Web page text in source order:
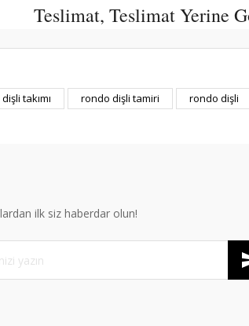
Teslimat, Teslimat Yerine
için teşekkür ederiz.
sitelerden daha pahalı.
farklı alternatifler olmalı.
takımı rondo dişli tamiri rondo dişli
ilk siz haberdar olun!